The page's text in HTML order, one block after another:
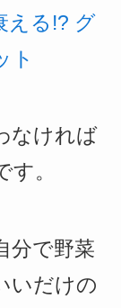
える!? グ
ト
なければ
。
分で野菜
いだけの